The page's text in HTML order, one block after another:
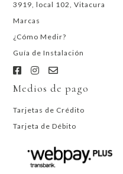
3919, local 102, Vitacura
Marcas
¿Cómo Medir?
Guía de Instalación
Medios de pago
Tarjetas de Crédito
Tarjeta de Débito